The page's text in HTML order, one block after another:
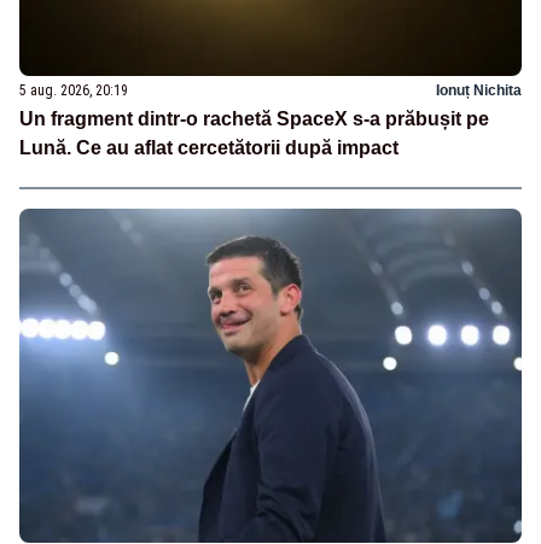
5 aug. 2026, 20:19 Ionuț Nichita
Un fragment dintr-o rachetă SpaceX s-a prăbușit pe
Lună. Ce au aflat cercetătorii după impact